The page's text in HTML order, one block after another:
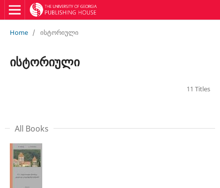
Home / ისტორიული
ისტორიული
11 Titles
All Books